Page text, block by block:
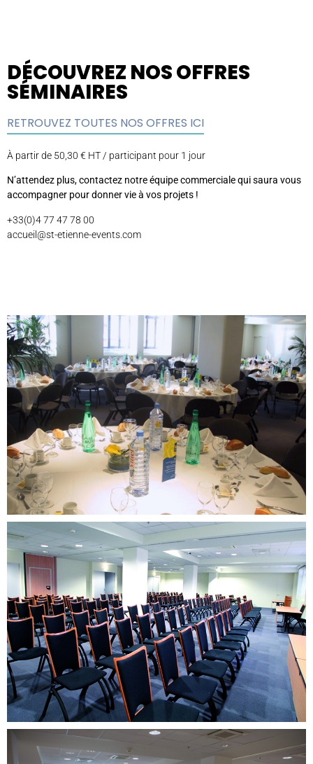
DÉCOUVREZ NOS OFFRES
SÉMINAIRES
RETROUVEZ TOUTES NOS OFFRES ICI
À partir de 50,30 € HT / participant pour 1 jour
N’attendez plus, contactez notre équipe commerciale qui saura vous
accompagner pour donner vie à vos projets !
+33(0)4 77 47 78 00
accueil@st-etienne-events.com